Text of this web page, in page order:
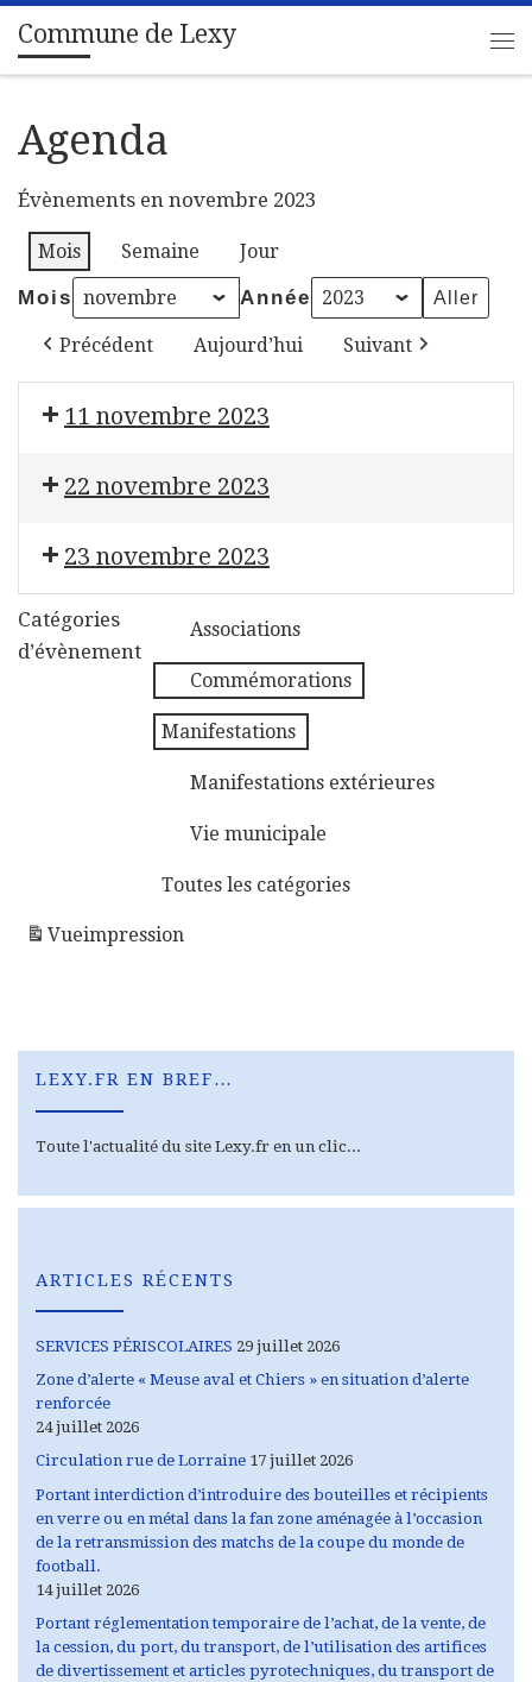
Passer au contenu
Commune de Lexy
Agenda
Évènements en novembre 2023
Mois Semaine Jour
Mois Année
Précédent Aujourd’hui Suivant
11 novembre 2023
22 novembre 2023
23 novembre 2023
Catégories
d’évènement
Associations
Commémorations
Manifestations
Manifestations extérieures
Vie municipale
Toutes les catégories
Vueimpression
LEXY.FR EN BREF…
Toute l'actualité du site Lexy.fr en un clic...
ARTICLES RÉCENTS
SERVICES PÉRISCOLAIRES 29 juillet 2026
Zone d’alerte « Meuse aval et Chiers » en situation d’alerte
renforcée
24 juillet 2026
Circulation rue de Lorraine 17 juillet 2026
Portant interdiction d’introduire des bouteilles et récipients
en verre ou en métal dans la fan zone aménagée à l’occasion
de la retransmission des matchs de la coupe du monde de
football.
14 juillet 2026
Portant réglementation temporaire de l’achat, de la vente, de
la cession, du port, du transport, de l’utilisation des artifices
de divertissement et articles pyrotechniques, du transport de